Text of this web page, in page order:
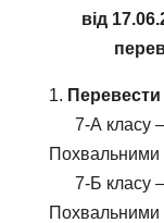
від
1. Перевести
7-А класу –
Похвальними
7-Б класу –
Похвальними